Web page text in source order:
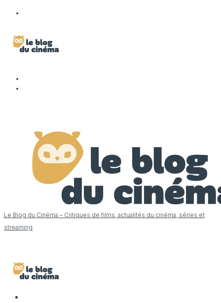
Le Blog du Cinéma – Critiques de films, actualités du cinéma, séries et
streaming